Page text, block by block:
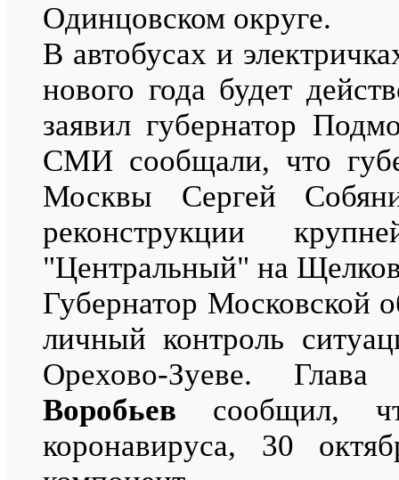
Одинцовском округе.
В автобусах и
нового года будет
заявил губернатор
СМИ сообщали, что
Москвы Сергей
реконструкции
"Центральный" на
Губернатор Московской
личный контроль
Орехово-Зуеве.
Воробьев сообщил,
коронавируса, 30